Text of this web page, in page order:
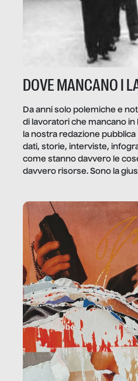
DOVE MANCANO I
Da anni solo polemiche e
di lavoratori che mancano in
la nostra redazione pubblica
dati, storie, interviste,
come stanno davvero le
davvero risorse. Sono la